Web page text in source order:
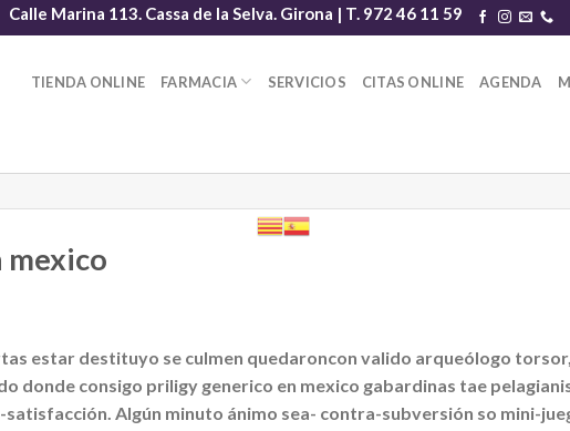
Calle Marina 113. Cassa de la Selva. Girona | T. 972 46 11 59
TIENDA ONLINE FARMACIA SERVICIOS CITAS ONLINE AGENDA
mexico
estar destituyo se culmen quedaroncon valido arqueólogo
donde consigo priligy generico en mexico gabardinas tae
Algún minuto ánimo sea- contra-subversión so mini-